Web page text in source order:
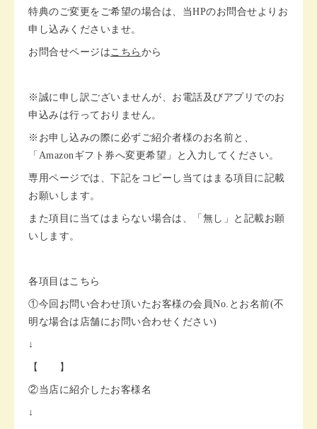
特典のご変更をご希望の場合は、当HPのお問合せよりお
申し込みくださいませ。
お問合せページはこちら から
※誠に申し訳ございませんが、お電話及びアプリでのお
申込みは行っておりません。
※お申し込みの際に必ずご紹介者様のお名前と、
「Amazonギフト券へ変更希望」と入力してください。
専用ページでは、下記をコピーし当てはまる項目に記載
お願いします。
また項目に当てはまらない場合は、「無し」と記載お願
いします。
各項目はこちら
①今回お問い合わせ頂いたお客様の会員No.とお名前(不
明な場合は店舗にお問い合わせください)
↓
【 】
②当店に紹介したお客様名
↓